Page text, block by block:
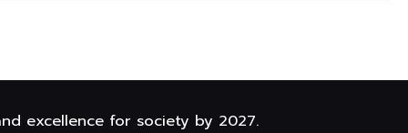
excellence for society by 2027.